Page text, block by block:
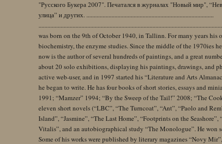
"Русского Букера 2007". Печатался в журналах "Новый мир",
улица” и других. ......................................................................................
was born on the 9th of October 1940, in Tallinn. For many years his
biochemistry, the enzyme studies. Since the middle of the 1970ies
now is the author of several hundreds of paintings, and a great
about 20 solo exhibitions, displaying his paintings, drawings, and
active web-user, and in 1997 started his “Literature and Arts
he began to write. He has four books of short stories, essays and
1991; “Mamzer” 1994; “By the Sweep of the Tail!” 2008; “The
eleven short novels (“LBC”, “The Turncoat”, “Ant”, “Paolo and
Island”, “Jasmine”, “The Last Home”, “Footprints on the
Vitalis”, and an autobiographical study “The Monologue”. He won
Some of his works were published by literary magazines “Novy